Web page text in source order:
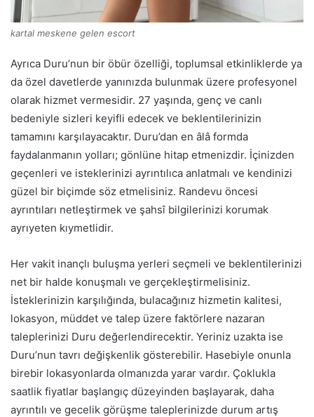
kartal meskene gelen escort
Ayrıca Duru’nun bir öbür özelliği, toplumsal etkinliklerde ya
da özel davetlerde yanınızda bulunmak üzere profesyonel
olarak hizmet vermesidir. 27 yaşında, genç ve canlı
bedeniyle sizleri keyifli edecek ve beklentilerinizin
tamamını karşılayacaktır. Duru’dan en âlâ formda
faydalanmanın yolları; gönlüne hitap etmenizdir. İçinizden
geçenleri ve isteklerinizi ayrıntılıca anlatmalı ve kendinizi
güzel bir biçimde söz etmelisiniz. Randevu öncesi
ayrıntıları netleştirmek ve şahsî bilgilerinizi korumak
ayrıyeten kıymetlidir.
Her vakit inançlı buluşma yerleri seçmeli ve beklentilerinizi
net bir halde konuşmalı ve gerçekleştirmelisiniz.
İsteklerinizin karşılığında, bulacağınız hizmetin kalitesi,
lokasyon, müddet ve talep üzere faktörlere nazaran
taleplerinizi Duru değerlendirecektir. Yeriniz uzakta ise
Duru’nun tavrı değişkenlik gösterebilir. Hasebiyle onunla
birebir lokasyonlarda olmanızda yarar vardır. Çoklukla
saatlik fiyatlar başlangıç düzeyinden başlayarak, daha
ayrıntılı ve gecelik görüşme taleplerinizde durum artış